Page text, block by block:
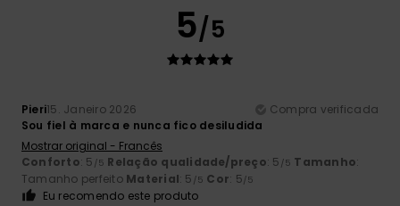
5/5
Pieri15. Janeiro 2026
Compra verificada
Sou fiel à marca e nunca fico desiludida
Mostrar original - Francês
Conforto: 5 /5 Relação qualidade/preço: 5 /5 Tamanho:
Tamanho perfeito Material: 5 /5 Cor: 5/5
Eu recomendo este produto